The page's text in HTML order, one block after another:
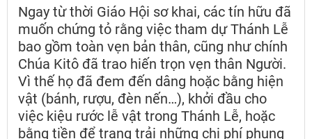
Ngay từ thời Giáo Hội sơ khai, các tín hữu đã
muốn chứng tỏ rằng việc tham dự Thánh Lễ
bao gồm toàn vẹn bản thân, cũng như chính
Chúa Kitô đã trao hiến trọn vẹn thân Người.
Vì thế họ đã đem đến dâng hoặc bằng hiện
vật (bánh, rượu, đèn nến…), khởi đầu cho
việc kiệu rước lễ vật trong Thánh Lễ, hoặc
bằng tiền để trang trải những chi phí phụng